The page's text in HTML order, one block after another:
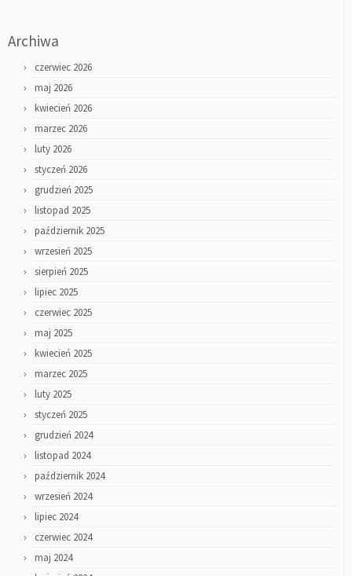
Archiwa
czerwiec 2026
maj 2026
kwiecień 2026
marzec 2026
luty 2026
styczeń 2026
grudzień 2025
listopad 2025
październik 2025
wrzesień 2025
sierpień 2025
lipiec 2025
czerwiec 2025
maj 2025
kwiecień 2025
marzec 2025
luty 2025
styczeń 2025
grudzień 2024
listopad 2024
październik 2024
wrzesień 2024
lipiec 2024
czerwiec 2024
maj 2024